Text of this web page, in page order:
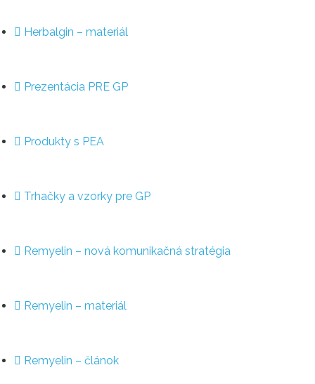
Herbalgin – materiál
Prezentácia PRE GP
Produkty s PEA
Trhačky a vzorky pre GP
Remyelin – nová komunikačná stratégia
Remyelin – materiál
Remyelin – článok